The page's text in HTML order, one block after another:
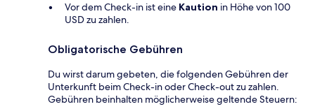
Vor dem Check-in ist eine Kaution in Höhe von 100
USD zu zahlen.
Obligatorische Gebühren
Du wirst darum gebeten, die folgenden Gebühren der
Unterkunft beim Check-in oder Check-out zu zahlen.
Gebühren beinhalten möglicherweise geltende Steuern: